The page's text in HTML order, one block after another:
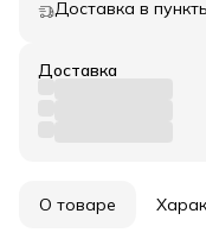
Доставка в
Доставка
О товаре